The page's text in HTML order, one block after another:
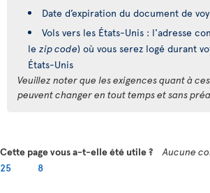
Date d’expiration du document de
Vols vers les États-Unis : l'adresse
le zip code) où vous serez logé durant
États-Unis
Veuillez noter que les exigences quant à
peuvent changer en tout temps et sans
Cette page vous a-t-elle été utile ?
Aucune
25
8